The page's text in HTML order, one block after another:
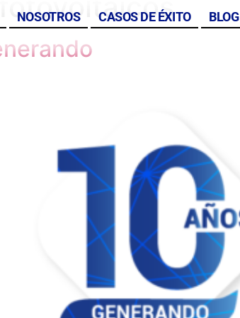
NOSOTROS CASOS DE ÉXITO BLOG